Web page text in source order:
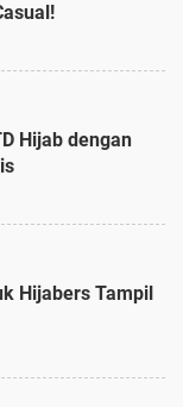
Hijab dengan
Hijabers Tampil